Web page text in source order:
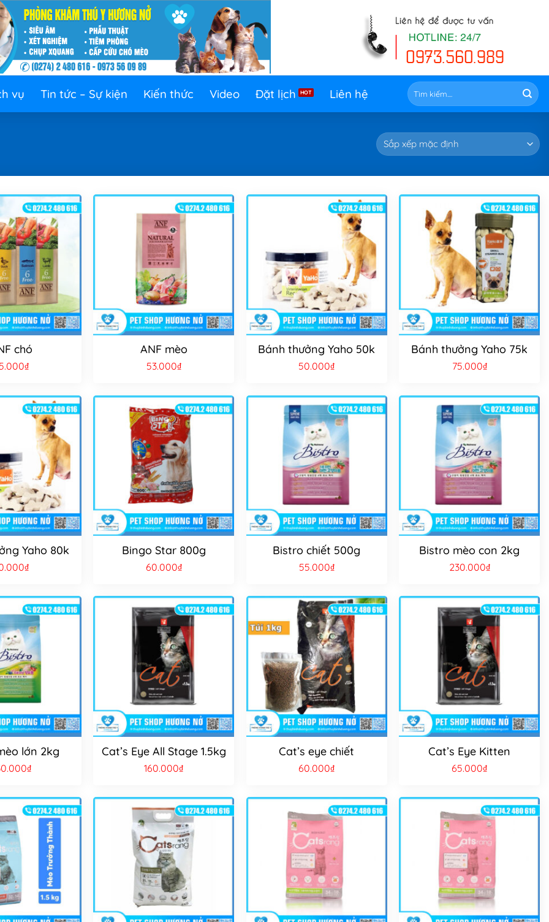
vụ Tin tức – Sự kiện Kiến thức Video Đặt lịch Liên hệ
Tìm
kiếm:
chó
₫
ANF mèo
53.000₫
Bánh thưởng Yaho 50k
50.000₫
Bánh thưởng Yaho 75k
75.000₫
Yaho 80k
₫
Bingo Star 800g
60.000₫
Bistro chiết 500g
55.000₫
Bistro mèo con 2kg
230.000₫
lớn 2kg
₫
Cat’s Eye All Stage 1.5kg
160.000₫
Cat’s eye chiết
60.000₫
Cat’s Eye Kitten
65.000₫